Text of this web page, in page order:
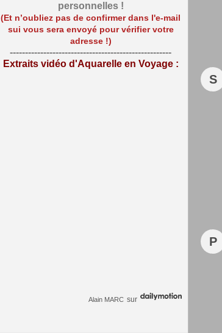
personnelles !
(Et n’oubliez pas de confirmer dans l'e-mail
sui vous sera envoyé pour vérifier votre
adresse !)
-----------------------------------------------------
Extraits vidéo d'Aquarelle en Voyage :
Alain MARC sur
S
P